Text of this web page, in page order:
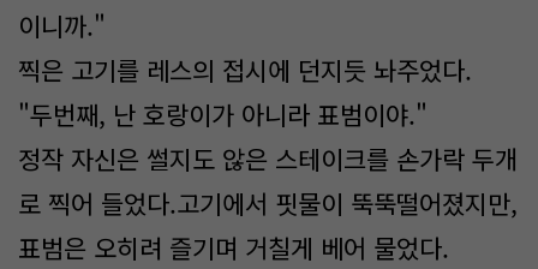
이니까."
찍은 고기를 레스의 접시에 던지듯 놔주었다.
"두번째, 난 호랑이가 아니라 표범이야."
정작 자신은 썰지도 않은 스테이크를 손가락 두개
로 찍어 들었다.고기에서 핏물이 뚝뚝떨어졌지만,
표범은 오히려 즐기며 거칠게 베어 물었다.